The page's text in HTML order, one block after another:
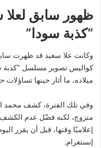
ظهور سابق
“كذبة سودا”
وكانت علا سعيد قد ظهرت
كواليس تصوير مسلسل “كذبة
ميلاده، ما أثار حينها
متزوج، لكنه فضّل عدم الكشف
إعلاميًا وقتها، قبل أن يقرر
إنستغرام.